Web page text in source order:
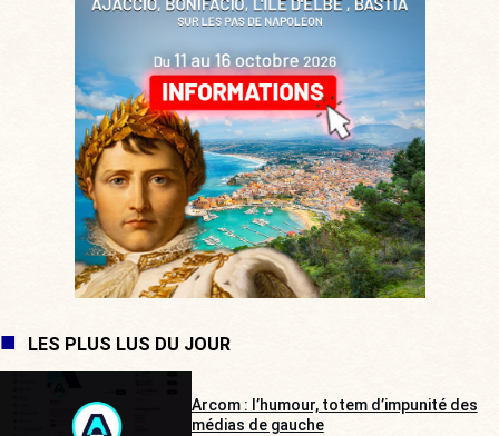
LES PLUS LUS DU JOUR
Arcom : l’humour, totem d’impunité des
médias de gauche